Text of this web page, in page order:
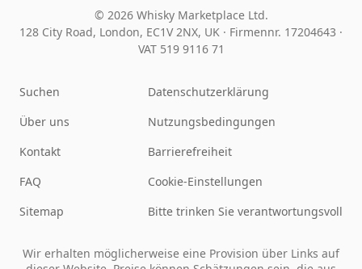
© 2026 Whisky Marketplace Ltd.
128 City Road, London, EC1V 2NX, UK · Firmennr. 17204643 ·
VAT 519 9116 71
Suchen
Über uns
Kontakt
FAQ
Sitemap
Datenschutzerklärung
Nutzungsbedingungen
Barrierefreiheit
Cookie-Einstellungen
Bitte trinken Sie verantwortungsvoll
Wir erhalten möglicherweise eine Provision über Links auf